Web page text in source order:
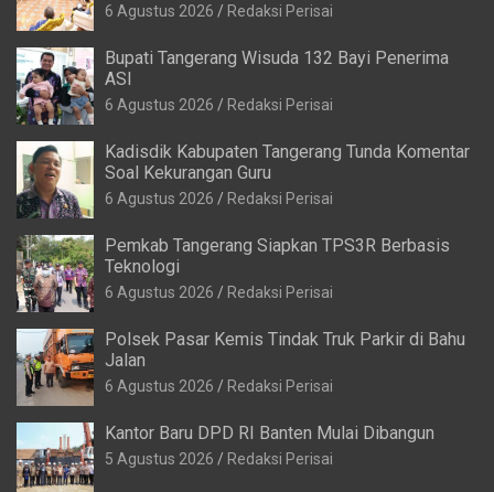
6 Agustus 2026 Redaksi Perisai
Bupati Tangerang Wisuda 132 Bayi Penerima
ASI
6 Agustus 2026 Redaksi Perisai
Kadisdik Kabupaten Tangerang Tunda Komentar
Soal Kekurangan Guru
6 Agustus 2026 Redaksi Perisai
Pemkab Tangerang Siapkan TPS3R Berbasis
Teknologi
6 Agustus 2026 Redaksi Perisai
Polsek Pasar Kemis Tindak Truk Parkir di Bahu
Jalan
6 Agustus 2026 Redaksi Perisai
Kantor Baru DPD RI Banten Mulai Dibangun
5 Agustus 2026 Redaksi Perisai